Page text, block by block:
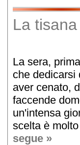
La
La sera,
che dedicarsi
aver cenato,
faccende
un'intensa
scelta è
segue »